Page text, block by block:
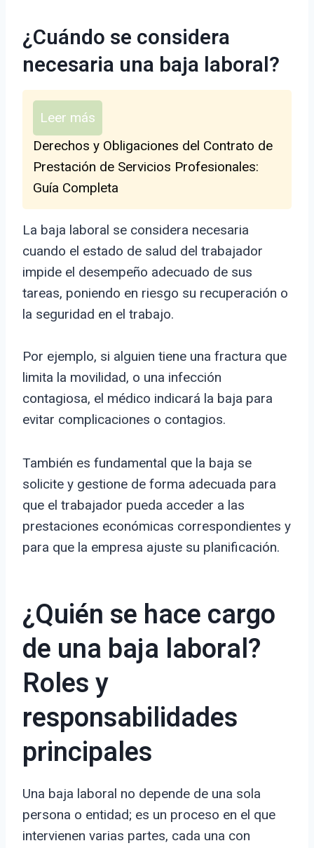
¿Cuándo se considera
necesaria una baja laboral?
Leer más
Derechos y Obligaciones del Contrato de
Prestación de Servicios Profesionales:
Guía Completa
La baja laboral se considera necesaria
cuando el estado de salud del trabajador
impide el desempeño adecuado de sus
tareas, poniendo en riesgo su recuperación o
la seguridad en el trabajo.
Por ejemplo, si alguien tiene una fractura que
limita la movilidad, o una infección
contagiosa, el médico indicará la baja para
evitar complicaciones o contagios.
También es fundamental que la baja se
solicite y gestione de forma adecuada para
que el trabajador pueda acceder a las
prestaciones económicas correspondientes y
para que la empresa ajuste su planificación.
¿Quién se hace cargo
de una baja laboral?
Roles y
responsabilidades
principales
Una baja laboral no depende de una sola
persona o entidad; es un proceso en el que
intervienen varias partes, cada una con